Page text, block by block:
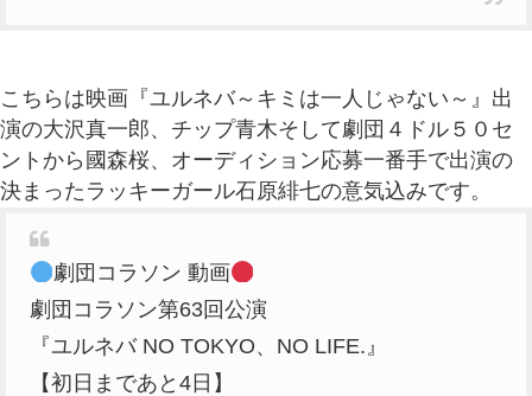
こちらは映画『ユルネバ～キミは一人じゃない～』出
演の大沢真一郎、チップ青木そして劇団４ドル５０セ
ントから國森桜、オーディション応募一番手で出演の
決まったラッキーガール石原緋七の意気込みです。
劇団コラソン 動画
劇団コラソン第63回公演
『ユルネバ NO TOKYO、NO LIFE.』
【初日まであと4日】